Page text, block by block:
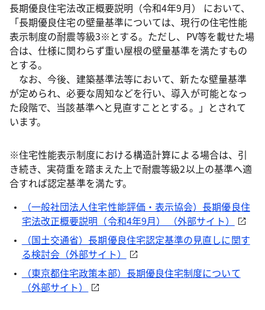
長期優良住宅法改正概要説明（令和4年9月） において、
「長期優良住宅の壁量基準については、現行の住宅性能
表示制度の耐震等級3※とする。ただし、PV等を載せた場
合は、仕様に関わらず重い屋根の壁量基準を満たすもの
とする。
なお、今後、建築基準法等において、新たな壁量基準
が定められ、必要な周知などを行い、導入が可能となっ
た段階で、当該基準へと見直すこととする。」とされて
います。
※住宅性能表示制度における構造計算による場合は、引
き続き、実荷重を踏まえた上で耐震等級2以上の基準へ適
合すれば認定基準を満たす。
（一般社団法人住宅性能評価・表示協会）長期優良住
宅法改正概要説明（令和4年9月） （外部サイト）
（国土交通省）長期優良住宅認定基準の見直しに関す
る検討会（外部サイト）
（東京都住宅政策本部）長期優良住宅制度について
（外部サイト）